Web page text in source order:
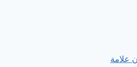
علامة